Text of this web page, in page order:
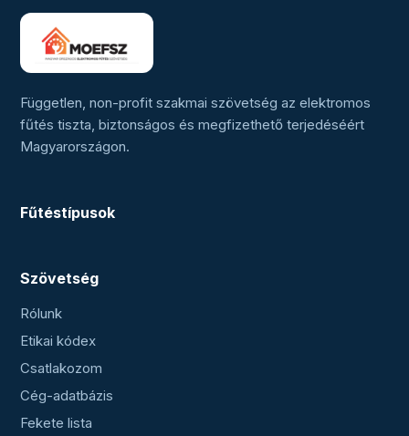
Független, non-profit szakmai szövetség az elektromos
fűtés tiszta, biztonságos és megfizethető terjedéséért
Magyarországon.
Fűtéstípusok
Szövetség
Rólunk
Etikai kódex
Csatlakozom
Cég-adatbázis
Fekete lista